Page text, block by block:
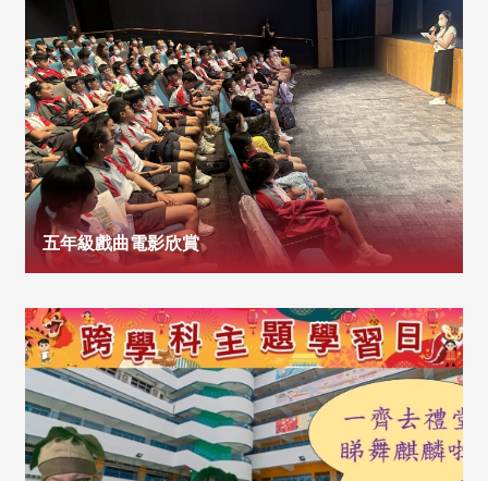
五年級戲曲電影欣賞